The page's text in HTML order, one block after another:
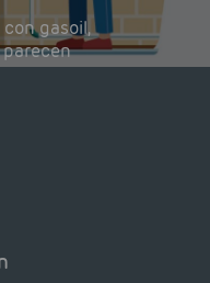
gasoil,
estar
con lo que